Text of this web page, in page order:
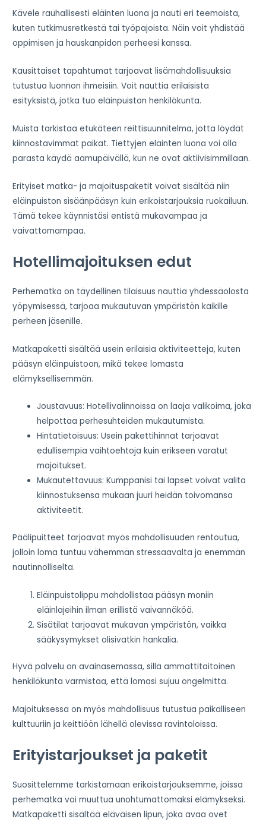
Kävele rauhallisesti eläinten luona ja nauti eri teemoista,
kuten tutkimusretkestä tai työpajoista. Näin voit yhdistää
oppimisen ja hauskanpidon perheesi kanssa.
Kausittaiset tapahtumat tarjoavat lisämahdollisuuksia
tutustua luonnon ihmeisiin. Voit nauttia erilaisista
esityksistä, jotka tuo eläinpuiston henkilökunta.
Muista tarkistaa etukäteen reittisuunnitelma, jotta löydät
kiinnostavimmat paikat. Tiettyjen eläinten luona voi olla
parasta käydä aamupäivällä, kun ne ovat aktiivisimmillaan.
Erityiset matka- ja majoituspaketit voivat sisältää niin
eläinpuiston sisäänpääsyn kuin erikoistarjouksia ruokailuun.
Tämä tekee käynnistäsi entistä mukavampaa ja
vaivattomampaa.
Hotellimajoituksen edut
Perhematka on täydellinen tilaisuus nauttia yhdessäolosta
yöpymisessä, tarjoaa mukautuvan ympäristön kaikille
perheen jäsenille.
Matkapaketti sisältää usein erilaisia aktiviteetteja, kuten
pääsyn eläinpuistoon, mikä tekee lomasta
elämyksellisemmän.
Joustavuus: Hotellivalinnoissa on laaja valikoima, joka
helpottaa perhesuhteiden mukautumista.
Hintatietoisuus: Usein pakettihinnat tarjoavat
edullisempia vaihtoehtoja kuin erikseen varatut
majoitukset.
Mukautettavuus: Kumppanisi tai lapset voivat valita
kiinnostuksensa mukaan juuri heidän toivomansa
aktiviteetit.
Päälipuitteet tarjoavat myös mahdollisuuden rentoutua,
jolloin loma tuntuu vähemmän stressaavalta ja enemmän
nautinnolliselta.
Eläinpuistolippu mahdollistaa pääsyn moniin
eläinlajeihin ilman erillistä vaivannäköä.
Sisätilat tarjoavat mukavan ympäristön, vaikka
sääkysymykset olisivatkin hankalia.
Hyvä palvelu on avainasemassa, sillä ammattitaitoinen
henkilökunta varmistaa, että lomasi sujuu ongelmitta.
Majoituksessa on myös mahdollisuus tutustua paikalliseen
kulttuuriin ja keittiöön lähellä olevissa ravintoloissa.
Erityistarjoukset ja paketit
Suosittelemme tarkistamaan erikoistarjouksemme, joissa
perhematka voi muuttua unohtumattomaksi elämykseksi.
Matkapaketti sisältää eläväisen lipun, joka avaa ovet